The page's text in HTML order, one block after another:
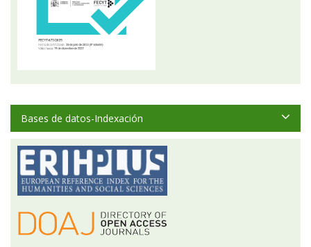
Bases de datos-Indexación